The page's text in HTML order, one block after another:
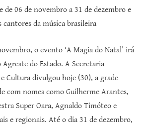
de 06 de novembro a 31 de dezembro e
cantores da música brasileira
o evento ‘A Magia do Natal’ irá
do Estado. A Secretaria
Cultura divulgou hoje (30), a grade
com nomes como Guilherme Arantes,
Super Oara, Agnaldo Timóteo e
e regionais. Até o dia 31 de dezembro,